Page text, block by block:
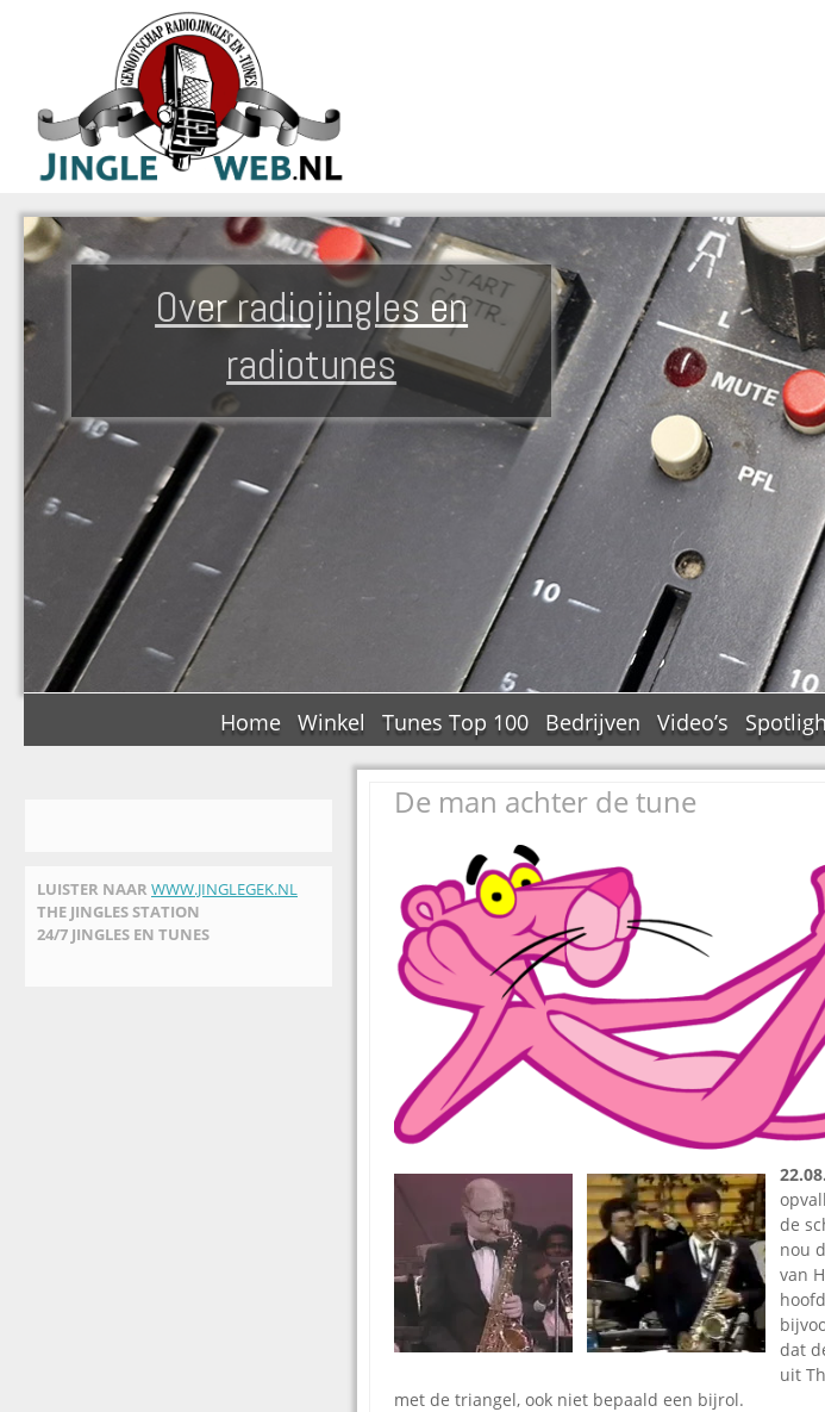
Over radiojingles en
radiotunes
Home Winkel Tunes Top 100 Bedrijven Video’s
De
De
Ferry
Ferry
Jingle
Jingle
Vaak
LUISTER NAAR WWW.JINGLEGEK.NL
THE JINGLES STATION
24/7 JINGLES EN TUNES
De man achter de tune
de
nou
van
dat
uit
met de triangel, ook niet bepaald een bijrol.